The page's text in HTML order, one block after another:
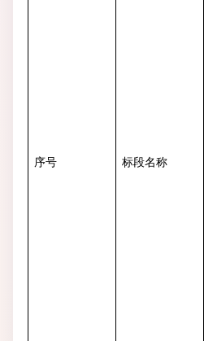
序号 标段名称